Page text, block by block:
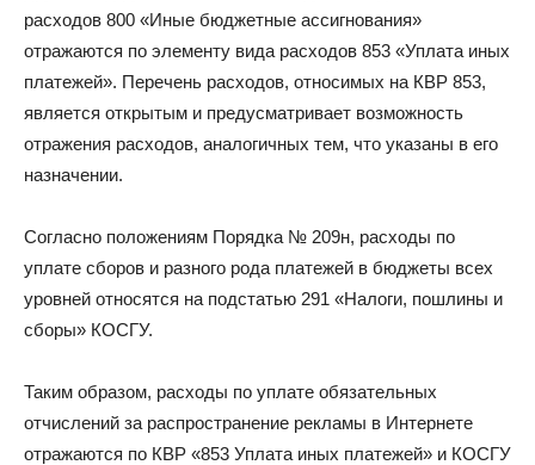
расходов 800 «Иные бюджетные ассигнования»
отражаются по элементу вида расходов 853 «Уплата иных
платежей». Перечень расходов, относимых на КВР 853,
является открытым и предусматривает возможность
отражения расходов, аналогичных тем, что указаны в его
назначении.
Согласно положениям Порядка № 209н, расходы по
уплате сборов и разного рода платежей в бюджеты всех
уровней относятся на подстатью 291 «Налоги, пошлины и
сборы» КОСГУ.
Таким образом, расходы по уплате обязательных
отчислений за распространение рекламы в Интернете
отражаются по КВР «853 Уплата иных платежей» и КОСГУ